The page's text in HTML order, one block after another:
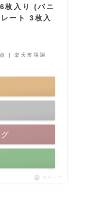
枚入り (バニ
ート 3枚入
| 楽天市場調
ポチップ